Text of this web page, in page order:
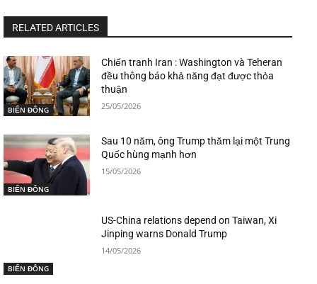
RELATED ARTICLES
BIỂN ĐÔNG
Chiến tranh Iran : Washington và Teheran
đều thông báo khả năng đạt được thỏa
thuận
25/05/2026
BIỂN ĐÔNG
Sau 10 năm, ông Trump thăm lại một Trung
Quốc hùng mạnh hơn
15/05/2026
BIỂN ĐÔNG
US-China relations depend on Taiwan, Xi
Jinping warns Donald Trump
14/05/2026